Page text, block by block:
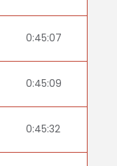
0:45:07
0:45:09
0:45:32